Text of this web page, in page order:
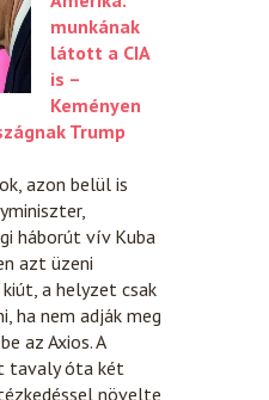
munkának
látott a CIA
is –
Keményen
Trump
azon belül is
háborút vív Kuba
azt üzeni
kiút, a helyzet csak
ha nem adják meg
az Axios. A
tavaly óta két
növelte